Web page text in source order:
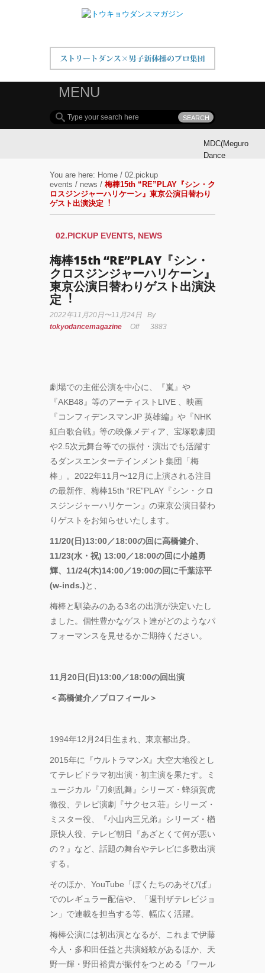
MENU
MDC(Meguro
Dance
ー募集！
YOKO
神奈川
芸術劇
場『未
物
―「珊
瑚」
“心が動く瞬
高に挑むダン
ス公演
DREAMS
ONEMAN
SHOW THE
GREATEST
FINAL
Zabu
PRODUCE
『TOKYO
GEGEGAY
You are here: Home / 02.pickup
events / news / 梅棒15th “RE”PLAY『シン・ク
ロスジンジャーハリケーン』東京公演⽇替わり
ゲスト出演決定︕
02.PICKUP EVENTS, NEWS
梅棒15th “RE”PLAY『シン・
クロスジンジャーハリケーン』
東京公演⽇替わりゲスト出演決
定︕
2022年11月20日〜11月24日
By
tokyodancemagazine
Off 3883
劇場での主催公演を中⼼に、『嵐』や
『AKB48』等のアーティストLIVE 、映画
『コンフィデンスマンJP 英雄編』や『NHK
紅⽩歌合戦』等の映像メディア、宝塚歌劇団
や2.5次元舞台等での振付・演出でも活躍す
るダンスエンターテインメント集団「梅
棒」。2022年11⽉〜12⽉に上演される注⽬
の最新作、梅棒15th “RE”PLAY『シン・クロ
スジンジャーハリケーン』の東京公演⽇替わ
りゲストをお知らせいたします。
11/20(⽇)13:00／18:00の回に⾼橋健介、
11/23(⽔・祝) 13:00／18:00の回に⼩越勇
輝、11/24(⽊)14:00／19:00の回に千葉涼平
(w-inds.)と、
梅棒と馴染みのある3名の出演が決定いたし
ました。個性豊かなゲスト達がどのようなパ
フォーマンスを⾒せるかご期待ください。
11⽉20⽇(⽇)13:00／18:00の回出演
＜⾼橋健介／プロフィール＞
1994年12⽉24⽇⽣まれ、東京都出⾝。
2015年に『ウルトラマンX』⼤空⼤地役とし
てテレビドラマ初出演・初主演を果たす。ミ
ュージカル『⼑剣乱舞』シリーズ・蜂須賀⻁
徹役、テレビ演劇『サクセス荘』シリーズ・
ミスター役、『⼩⼭内三兄弟』シリーズ・楢
原快⼈役、テレビ朝⽇『あざとくて何が悪い
の？』など、話題の舞台やテレビに多数出演
する。
そのほか、YouTube「ぼくたちのあそびば」
でのレギュラー配信や、「週刊ザテレビジョ
ン」で連載を担当する等、幅広く活躍。
梅棒公演には初出演となるが、これまで伊藤
今⼈・多和⽥任益と共演経験があるほか、天
野⼀輝・野⽥裕貴が振付をつとめる『ワール